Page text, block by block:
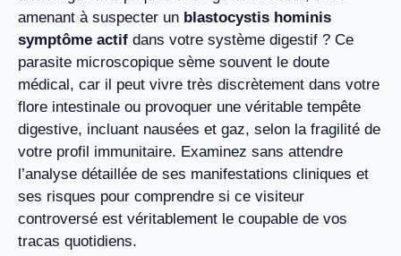
amenant à suspecter un blastocystis hominis
symptôme actif dans votre système digestif ? Ce
parasite microscopique sème souvent le doute
médical, car il peut vivre très discrètement dans votre
flore intestinale ou provoquer une véritable tempête
digestive, incluant nausées et gaz, selon la fragilité de
votre profil immunitaire. Examinez sans attendre
l’analyse détaillée de ses manifestations cliniques et
ses risques pour comprendre si ce visiteur
controversé est véritablement le coupable de vos
tracas quotidiens.